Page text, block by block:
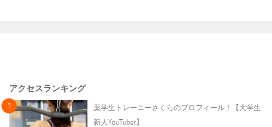
アクセスランキング
薬学生トレーニーさくらのプロフィール！【大学生
新人YouTuber】